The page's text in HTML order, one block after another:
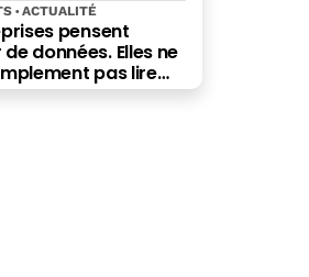
pensent
données. Elles ne
pas lire
possèdent déjà.
ACTUALITÉ